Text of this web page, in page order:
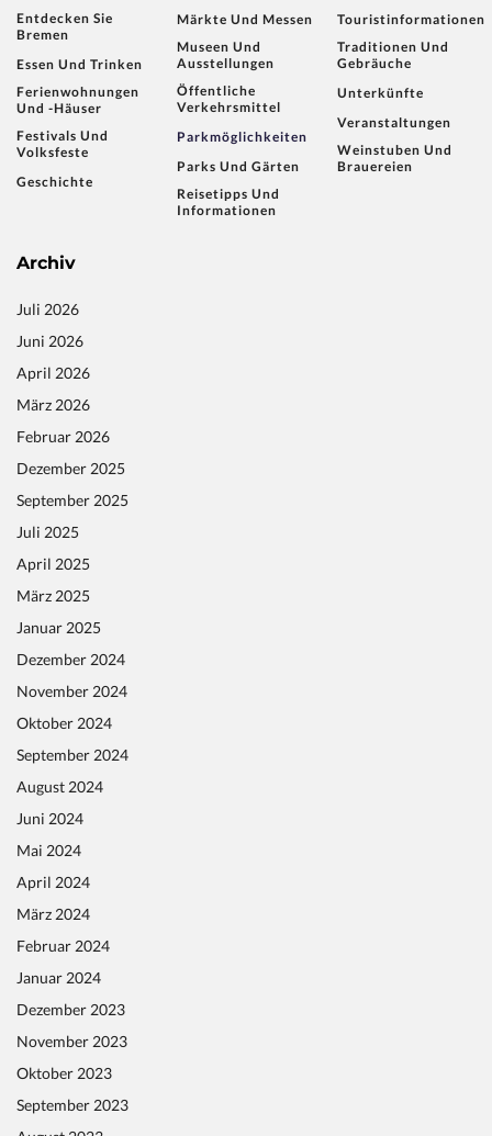
Entdecken Sie
Bremen
Essen Und Trinken
Ferienwohnungen
Und -häuser
Festivals Und
Volksfeste
Geschichte
Märkte Und Messen
Museen Und
Ausstellungen
Öffentliche
Verkehrsmittel
Parkmöglichkeiten
Parks Und Gärten
Reisetipps Und
Informationen
Touristinformationen
Traditionen Und
Gebräuche
Unterkünfte
Veranstaltungen
Weinstuben Und
Brauereien
Archiv
Juli 2026
Juni 2026
April 2026
März 2026
Februar 2026
Dezember 2025
September 2025
Juli 2025
April 2025
März 2025
Januar 2025
Dezember 2024
November 2024
Oktober 2024
September 2024
August 2024
Juni 2024
Mai 2024
April 2024
März 2024
Februar 2024
Januar 2024
Dezember 2023
November 2023
Oktober 2023
September 2023